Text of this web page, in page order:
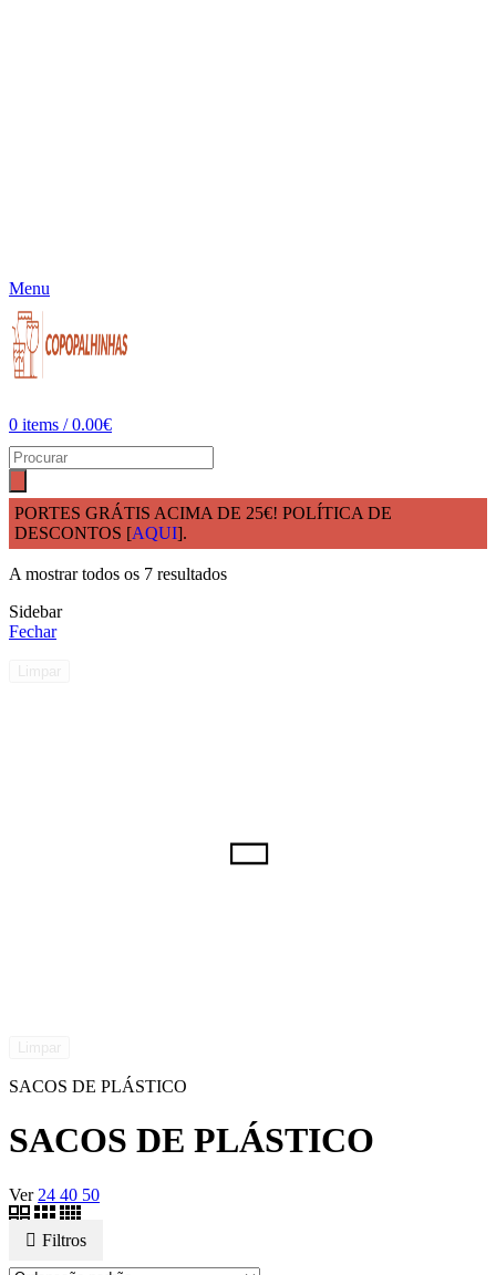
Menu
0 items / 0.00€
PORTES GRÁTIS ACIMA DE 25€! POLÍTICA DE
DESCONTOS [AQUI].
InícioSACOS DE PLÁSTICO
A mostrar todos os 7 resultados
Sidebar
Fechar
SACOS DE PLÁSTICO
SACOS DE PLÁSTICO
Ver 24 40 50
Filtros